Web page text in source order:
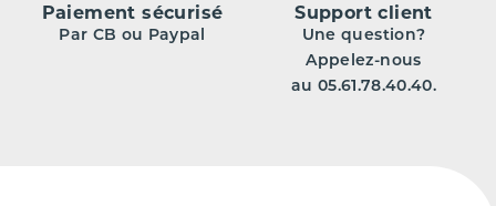
Paiement sécurisé
Par CB ou Paypal
Support client
Une question?
Appelez-nous
au 05.61.78.40.40.